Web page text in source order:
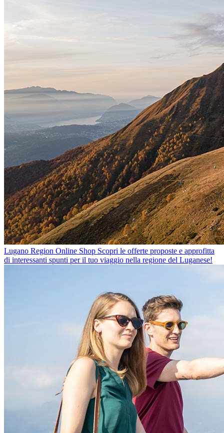
Lugano Region Online Shop Scopri le offerte proposte e approfitta
di interessanti spunti per il tuo viaggio nella regione del Luganese!